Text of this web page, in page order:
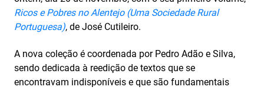
Ricos e Pobres no Alentejo (Uma Sociedade Rural
Portuguesa), de José Cutileiro.
A nova coleção é coordenada por Pedro Adão e Silva,
sendo dedicada à reedição de textos que se
encontravam indisponíveis e que são fundamentais